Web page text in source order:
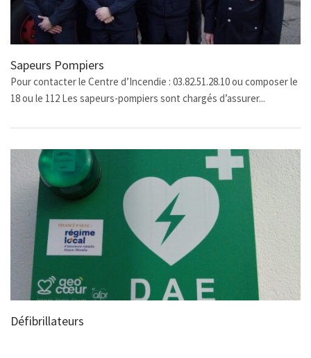
Sapeurs Pompiers
Pour contacter le Centre d’Incendie : 03.82.51.28.10 ou composer le
18 ou le 112 Les sapeurs-pompiers sont chargés d’assurer...
Défibrillateurs